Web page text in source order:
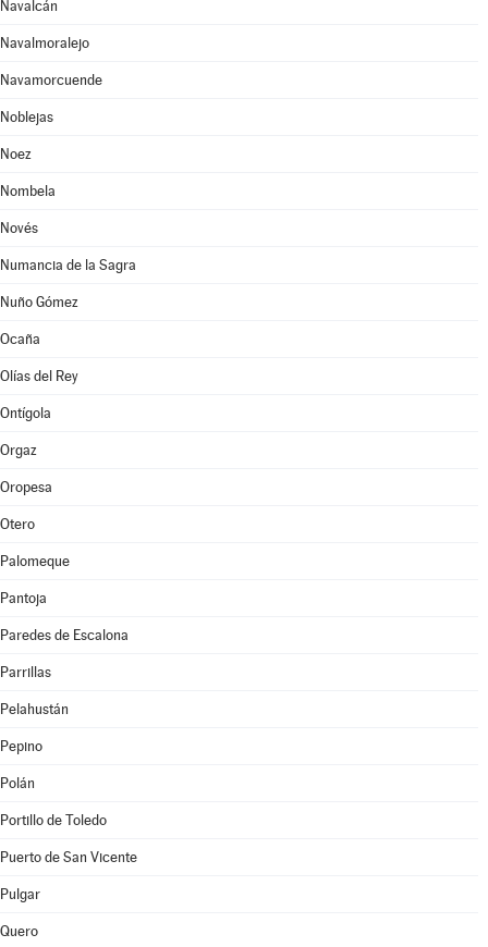
Navalcán
Navalmoralejo
Navamorcuende
Noblejas
Noez
Nombela
Novés
Numancia de la Sagra
Nuño Gómez
Ocaña
Olías del Rey
Ontígola
Orgaz
Oropesa
Otero
Palomeque
Pantoja
Paredes de Escalona
Parrillas
Pelahustán
Pepino
Polán
Portillo de Toledo
Puerto de San Vicente
Pulgar
Quero